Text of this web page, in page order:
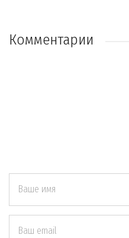
Комментарии
Ваше имя
Ваш email